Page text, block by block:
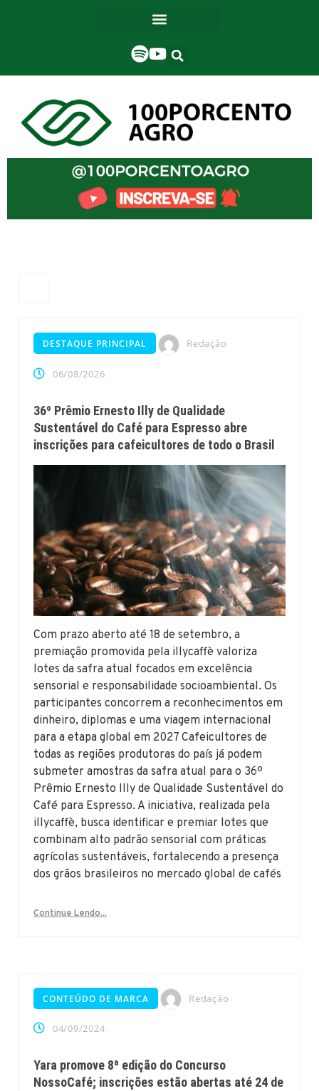
DESTAQUE PRINCIPAL Redação
06/08/2026
36º Prêmio Ernesto Illy de Qualidade
Sustentável do Café para Espresso abre
inscrições para cafeicultores de todo o Brasil
Com prazo aberto até 18 de setembro, a
premiação promovida pela illycaffè valoriza
lotes da safra atual focados em excelência
sensorial e responsabilidade socioambiental. Os
participantes concorrem a reconhecimentos em
dinheiro, diplomas e uma viagem internacional
para a etapa global em 2027 Cafeicultores de
todas as regiões produtoras do país já podem
submeter amostras da safra atual para o 36º
Prêmio Ernesto Illy de Qualidade Sustentável do
Café para Espresso. A iniciativa, realizada pela
illycaffè, busca identificar e premiar lotes que
combinam alto padrão sensorial com práticas
agrícolas sustentáveis, fortalecendo a presença
dos grãos brasileiros no mercado global de cafés
Continue Lendo...
CONTEÚDO DE MARCA Redação
04/09/2024
Yara promove 8ª edição do Concurso
NossoCafé; inscrições estão abertas até 24 de